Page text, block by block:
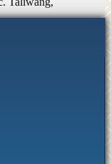
|081931888560 |